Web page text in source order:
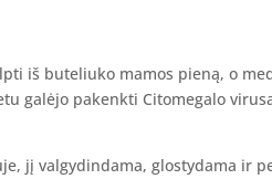
iš buteliuko mamos pieną, o
galėjo pakenkti Citomegalo
jį valgydindama, glostydama ir